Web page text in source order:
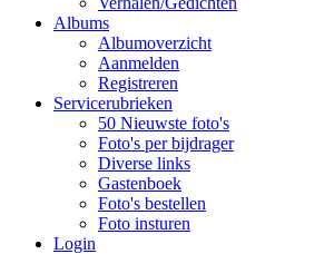
Albums
Albumoverzicht
Aanmelden
Registreren
Servicerubrieken
50 Nieuwste foto's
Foto's per bijdrager
Diverse links
Gastenboek
Foto's bestellen
Foto insturen
Login